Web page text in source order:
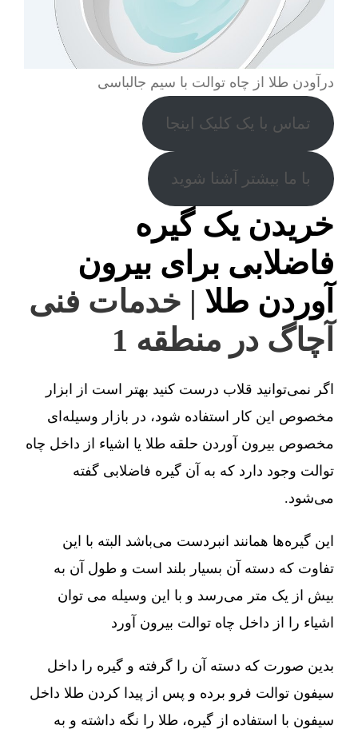
درآودن طلا از چاه توالت با سیم جالباسی
تماس با یک کلیک اینجا
با ما بیشتر آشنا شوید
خریدن یک گیره
فاضلابی برای بیرون
آوردن طلا | خدمات فنی
آچاگ در منطقه 1
اگر نمی‌توانید قلاب درست کنید بهتر است از ابزار
مخصوص این کار استفاده شود، در بازار وسیله‌ای
مخصوص بیرون آوردن حلقه طلا یا اشیاء از داخل چاه
توالت وجود دارد که به آن گیره فاضلابی گفته
می‌شود.
این گیره‌ها همانند انبردست می‌باشد البته با این
تفاوت که دسته آن بسیار بلند است و طول آن به
بیش از یک متر می‌رسد و با این وسیله می توان
اشیاء را از داخل چاه توالت بیرون آورد
بدین صورت که دسته آن را گرفته و گیره را داخل
سیفون توالت فرو برده و پس از پیدا کردن طلا داخل
سیفون با استفاده از گیره، طلا را نگه داشته و به